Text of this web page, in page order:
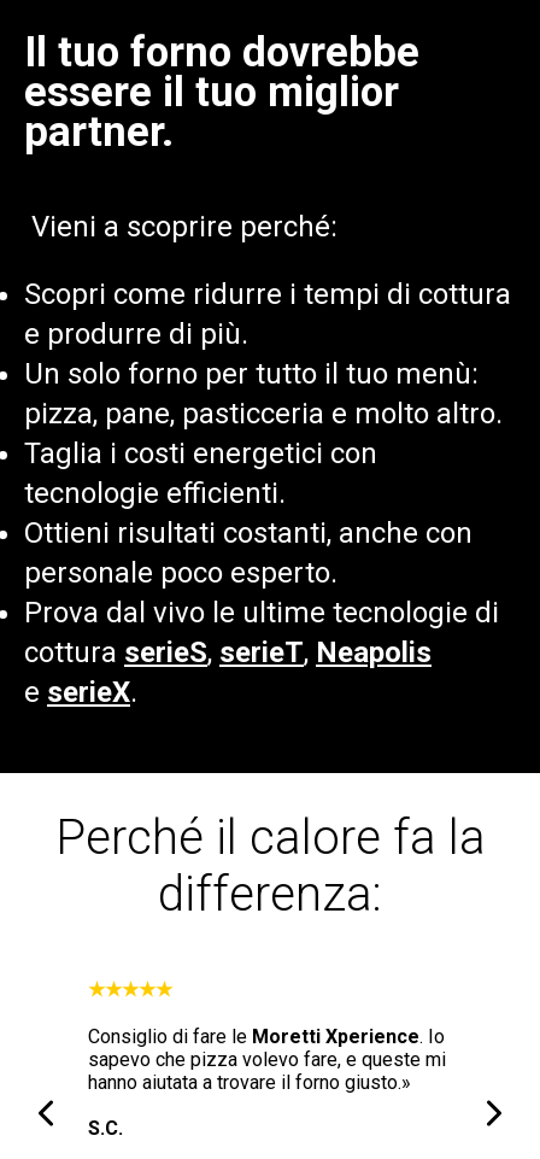
Il tuo forno dovrebbe
essere il tuo miglior
partner.
Vieni a scoprire perché:
Scopri come ridurre i tempi di cottura
e produrre di più.
Un solo forno per tutto il tuo menù:
pizza, pane, pasticceria e molto altro.
Taglia i costi energetici con
tecnologie efficienti.
Ottieni risultati costanti, anche con
personale poco esperto.
Prova dal vivo le ultime tecnologie di
cottura serieS, serieT, Neapolis
e serieX.
Perché il calore fa la
differenza:
la
★★★★★
Consiglio di fare le Moretti Xperience. Io
sapevo che pizza volevo fare, e queste mi
hanno aiutata a trovare il forno giusto.»
S.C.
livello di
con il